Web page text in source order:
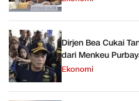
Dirjen Bea Cukai
dari Menkeu
Ekonomi